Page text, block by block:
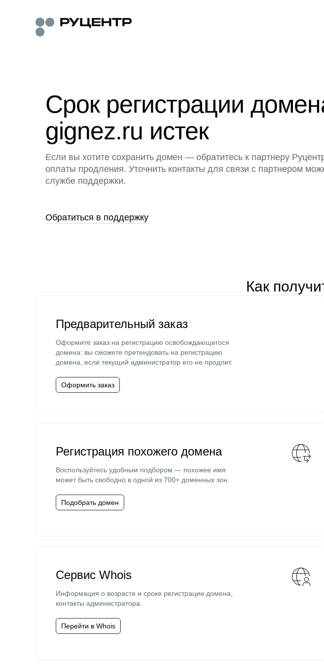
Срок регистрации
gignez.ru истек
Если вы хотите сохранить домен — обратитесь к партнеру
оплаты продления. Уточнить контакты для связи с партнером
службе поддержки.
Обратиться в поддержку
Как
Предварительный заказ
Оформите заказ на регистрацию освобождающегося
домена: вы сможете претендовать на регистрацию
домена, если текущий администратор его не продлит.
Оформить заказ
Регистрация похожего домена
Воспользуйтесь удобным подбором — похожее имя
может быть свободно в одной из 700+ доменных зон.
Подобрать домен
Сервис Whois
Информация о возрасте и сроке регистрации домена,
контакты администратора.
Перейти в Whois